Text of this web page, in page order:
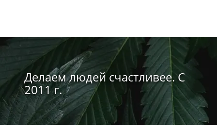
Делаем людей счастливее. С
2011 г.